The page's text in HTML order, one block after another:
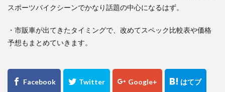
スポーツバイクシーンでかなり話題の中心になるはず。
・市販車が出てきたタイミングで、改めてスペック比較表や価格
予想もまとめていきます。